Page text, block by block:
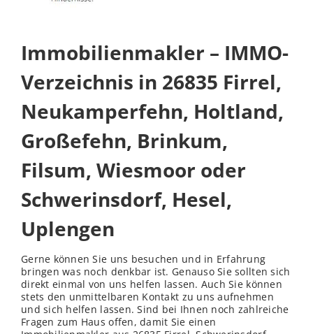
Immobilienmakler – IMMO-
Verzeichnis in 26835 Firrel,
Neukamperfehn, Holtland,
Großefehn, Brinkum,
Filsum, Wiesmoor oder
Schwerinsdorf, Hesel,
Uplengen
Gerne können Sie uns besuchen und in Erfahrung
bringen was noch denkbar ist. Genauso Sie sollten sich
direkt einmal von uns helfen lassen. Auch Sie können
stets den unmittelbaren Kontakt zu uns aufnehmen
und sich helfen lassen. Sind bei Ihnen noch zahlreiche
Fragen zum Haus offen, damit Sie einen